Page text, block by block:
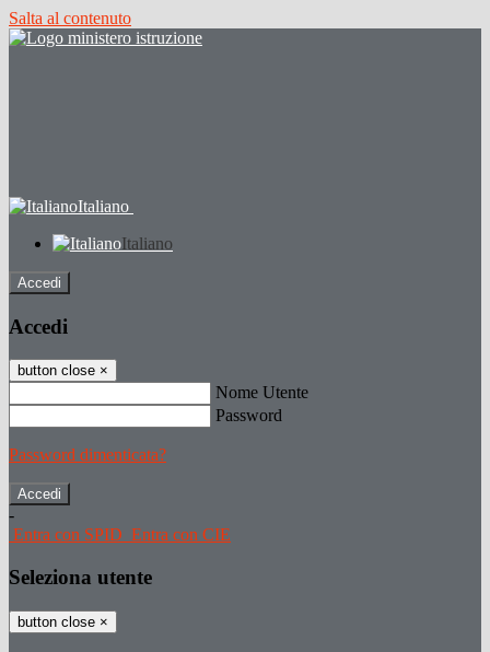
Salta al contenuto
Italiano
Italiano
Accedi
Accedi
button close ×
Nome Utente
Password
Password dimenticata?
-
Entra con SPID Entra con CIE
Seleziona utente
button close ×